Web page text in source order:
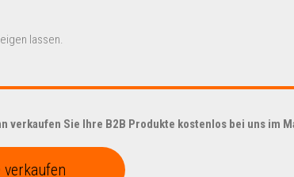
lassen.
verkaufen Sie Ihre B2B Produkte kostenlos bei uns im